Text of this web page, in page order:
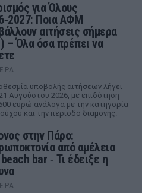
για Όλους
Ποια ΑΦΜ
αιτήσεις σήμερα
– Όλα όσα πρέπει να
υποβολής αιτήσεων λήγει
Αυγούστου 2026, με επιδότηση
ευρώ ανάλογα με την κατηγορία
και την περίοδο διαμονής.
στην Πάρο:
από αμέλεια
bar ‑ Τι έδειξε η